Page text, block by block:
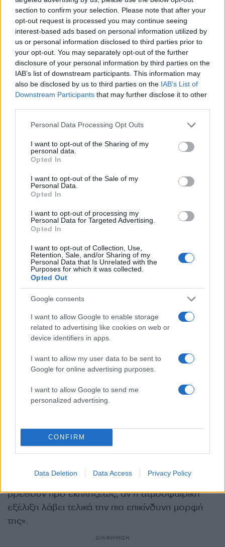
section to confirm your selection. Please note that after your
opt-out request is processed you may continue seeing
interest-based ads based on personal information utilized by
us or personal information disclosed to third parties prior to
your opt-out. You may separately opt-out of the further
disclosure of your personal information by third parties on the
IAB’s list of downstream participants. This information may
also be disclosed by us to third parties on the IAB’s List of
Downstream Participants that may further disclose it to other
Please note that this website/app uses one or more Google
not limited to your visit or usage behaviour. You may click to
grant or deny consent to Google and its third-party tags to
use your data for below specified purposes in below Google
consent section.
Personal Data Processing Opt Outs
I want to opt-out of the Sharing of my
personal data.
Opted In
I want to opt-out of the Sale of my
Personal Data.
Opted In
I want to opt-out of processing my
Personal Data for Targeted Advertising.
Opted In
I want to opt-out of Collection, Use,
Retention, Sale, and/or Sharing of my
Personal Data that Is Unrelated with the
Purposes for which it was collected.
Opted Out
Google consents
I want to allow Google to enable storage
related to advertising like cookies on web or
device identifiers in apps.
I want to allow my user data to be sent to
Google for online advertising purposes.
I want to allow Google to send me
personalized advertising.
CONFIRM
Data Deletion Data Access Privacy Policy
μέχρι τώρα στοιχεία είναι αρκετά σοβαρά ώστε
να επιβάλλουν αυξημένη εγρήγορση και
προετοιμασία. Γι’ αυτό και, χωρίς
δραματοποίηση αλλά με πλήρη συναίσθηση της
ευθύνης,οφείλουμε να είμαστε
προετοιμασμένοι ακόμη και για το χειρότερο
δυνατό σενάριο.
Στόχος δεν είναι να καλλιεργηθεί φόβος, αλλά
να υπάρξει έγκαιρη επίγνωση, ώστε οι αρμόδιοι
φορείς, οι υπηρεσίες και οι πολίτες να μην
βρεθούν προ εκπλήξεως, αν η ατμοσφαιρική
εξέλιξη λάβει τελικά την πιο επικίνδυνη μορφή
της».
ΔΙΑΦΗΜΙΣΗ